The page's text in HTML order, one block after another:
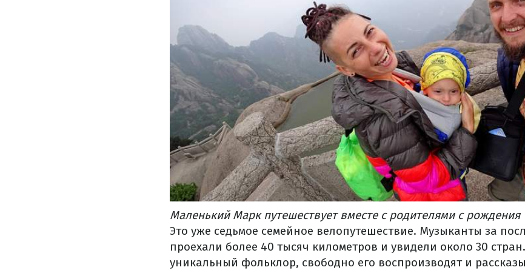
Маленький Марк путешествует вместе с родителями с рождения
Это уже седьмое семейное велопутешествие. Музыканты за
проехали более 40 тысяч километров и увидели около 30
уникальный фольклор, свободно его воспроизводят и